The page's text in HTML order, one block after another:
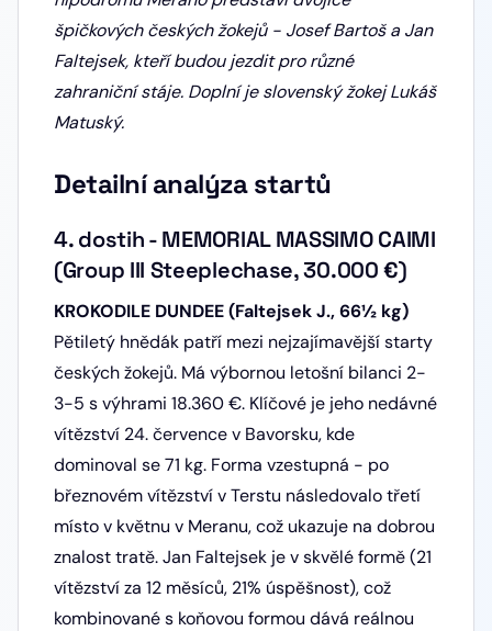
špičkových českých žokejů - Josef Bartoš a Jan
Faltejsek, kteří budou jezdit pro různé
zahraniční stáje. Doplní je slovenský žokej Lukáš
Matuský.
Detailní analýza startů
4. dostih - MEMORIAL MASSIMO CAIMI
(Group III Steeplechase, 30.000 €)
KROKODILE DUNDEE (Faltejsek J., 66½ kg)
Pětiletý hnědák patří mezi nejzajímavější starty
českých žokejů. Má výbornou letošní bilanci 2-
3-5 s výhrami 18.360 €. Klíčové je jeho nedávné
vítězství 24. července v Bavorsku, kde
dominoval se 71 kg. Forma vzestupná - po
březnovém vítězství v Terstu následovalo třetí
místo v květnu v Meranu, což ukazuje na dobrou
znalost tratě. Jan Faltejsek je v skvělé formě (21
vítězství za 12 měsíců, 21% úspěšnost), což
kombinované s koňovou formou dává reálnou